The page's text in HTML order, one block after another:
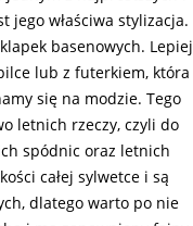
jego właściwa stylizacja.
basenowych. Lepiej
lub z futerkiem, która
się na modzie. Tego
letnich rzeczy, czyli do
spódnic oraz letnich
całej sylwetce i są
dlatego warto po nie